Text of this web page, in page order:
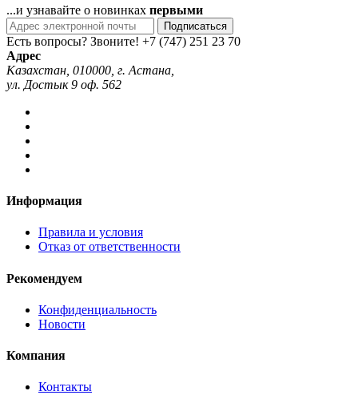
...и узнавайте о новинках первыми
Подписаться
Есть вопросы? Звоните! +7 (747) 251 23 70
Адрес
Казахстан, 010000, г. Астана,
ул. Достык 9 оф. 562
Информация
Правила и условия
Отказ от ответственности
Рекомендуем
Конфиденциальность
Новости
Компания
Контакты